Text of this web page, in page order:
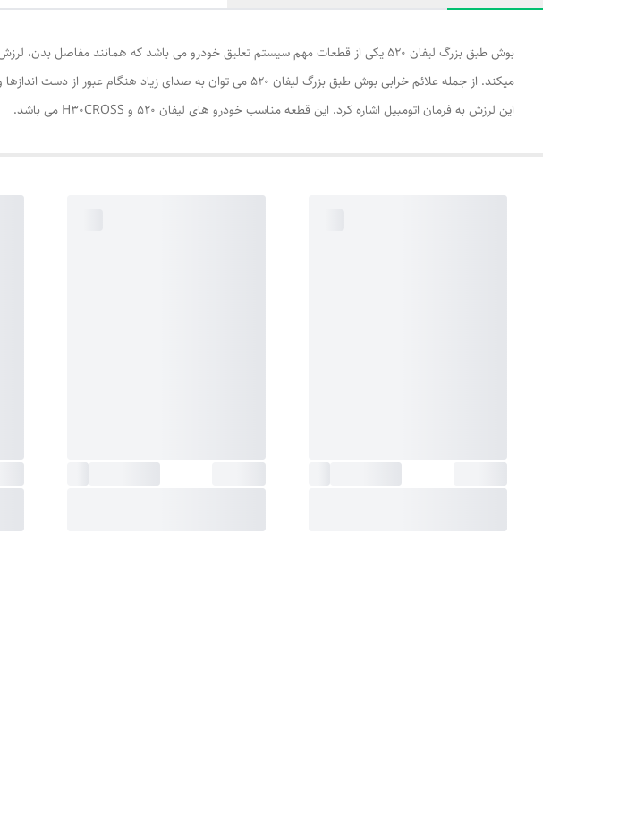
بوش طبق بزرگ لیفان 520 یکی از قطعات مهم سیستم تعلیق خودرو می باشد که همانند
میکند. از جمله علائم خرابی بوش طبق بزرگ لیفان ۵۲۰ می توان به
این لرزش به فرمان اتومبیل اشاره کرد. این قطعه مناسب خودرو های لیفان 520 و H30CROSS می باشد.